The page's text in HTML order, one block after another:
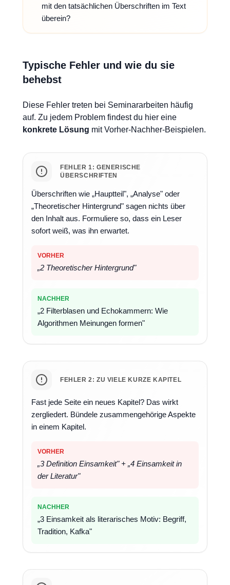
mit den tatsächlichen Überschriften im Text
überein?
Typische Fehler und wie du sie
behebst
Diese Fehler treten bei Seminararbeiten häufig
auf. Zu jedem Problem findest du hier eine
konkrete Lösung mit Vorher-Nachher-Beispielen.
FEHLER 1: GENERISCHE
ÜBERSCHRIFTEN
Überschriften wie „Hauptteil", „Analyse" oder
„Theoretischer Hintergrund" sagen nichts über
den Inhalt aus. Formuliere so, dass ein Leser
sofort weiß, was ihn erwartet.
VORHER
„2 Theoretischer Hintergrund"
NACHHER
„2 Filterblasen und Echokammern: Wie
Algorithmen Meinungen formen"
FEHLER 2: ZU VIELE KURZE KAPITEL
Fast jede Seite ein neues Kapitel? Das wirkt
zergliedert. Bündele zusammengehörige Aspekte
in einem Kapitel.
VORHER
„3 Definition Einsamkeit" + „4 Einsamkeit in
der Literatur"
NACHHER
„3 Einsamkeit als literarisches Motiv: Begriff,
Tradition, Kafka"